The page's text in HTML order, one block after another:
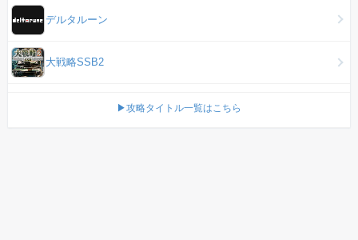
デルタルーン
大戦略SSB2
▶攻略タイトル一覧はこちら